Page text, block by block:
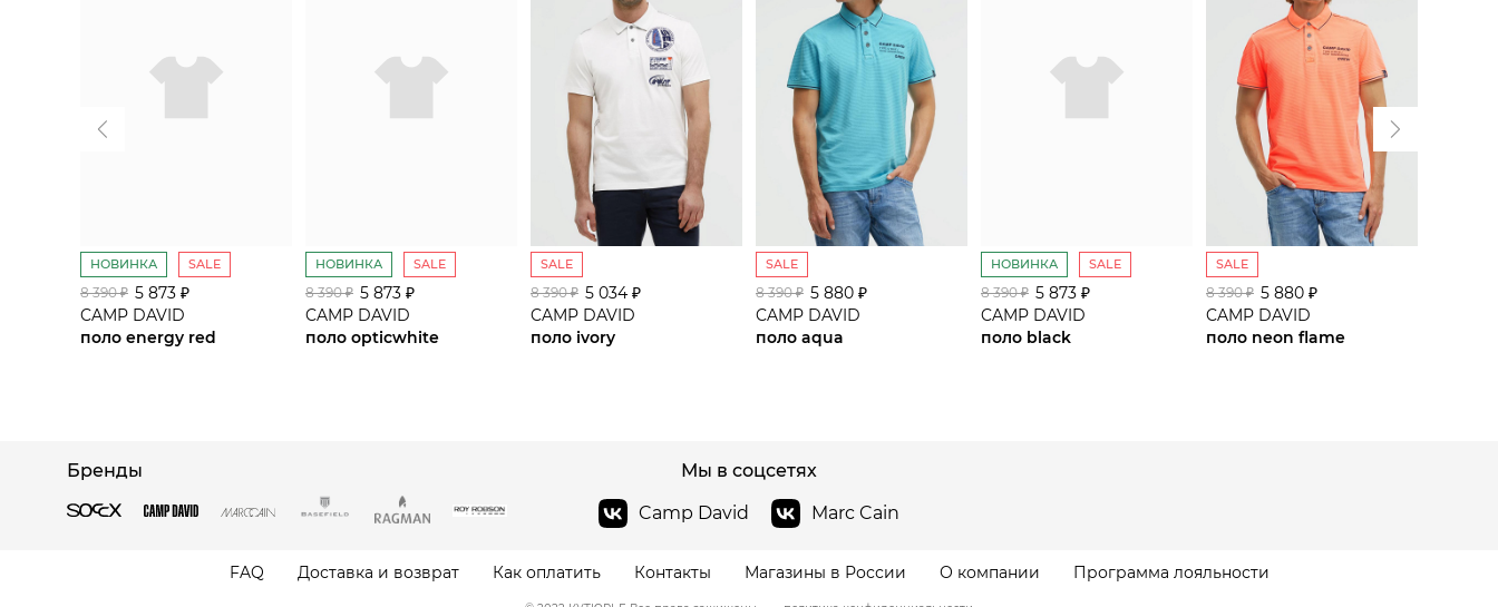
сайте СДЭК
НОВИНКА SALE
8 390 ₽ 5 873 ₽
CAMP DAVID
поло energy red
НОВИНКА SALE
8 390 ₽ 5 873 ₽
CAMP DAVID
поло opticwhite
SALE
8 390 ₽ 5 034 ₽
CAMP DAVID
поло ivory
SALE
8 390 ₽ 5 880 ₽
CAMP DAVID
поло aqua
НОВИНКА SALE
8 390 ₽ 5 873 ₽
CAMP DAVID
поло black
SALE
8 390 ₽ 5 880 ₽
CAMP DAVID
поло neon flame
Бренды
Мы в соцсетях
Camp David
Marc Cain
FAQ Доставка и возврат Как оплатить Контакты Магазины в России О компании Программа лояльности